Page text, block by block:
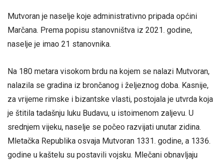
Mutvoran je naselje koje administrativno pripada općini
Marčana. Prema popisu stanovništva iz 2021. godine,
naselje je imao 21 stanovnika.
Na 180 metara visokom brdu na kojem se nalazi Mutvoran,
nalazila se gradina iz brončanog i željeznog doba. Kasnije,
za vrijeme rimske i bizantske vlasti, postojala je utvrda koja
je štitila tadašnju luku Budavu, u istoimenom zaljevu. U
srednjem vijeku, naselje se počeo razvijati unutar zidina.
Mletačka Republika osvaja Mutvoran 1331. godine, a 1336.
godine u kaštelu su postavili vojsku. Mlečani obnavljaju